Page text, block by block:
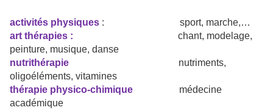
activités physiques : sport, marche,…
art thérapies : chant, modelage,
peinture, musique, danse
nutrithérapie nutriments,
oligoéléments, vitamines
thérapie physico-chimique médecine
académique